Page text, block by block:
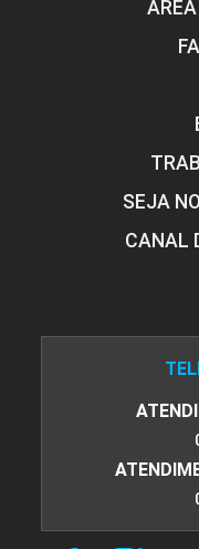
SEJA
CANAL